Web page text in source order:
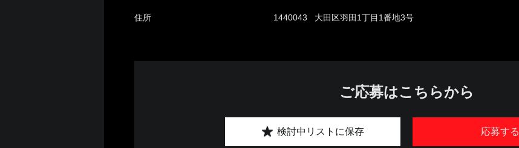
住所 1440043 大田区羽田1丁目1番地3号
ご応募はこちらから
応募する
検討中リストに保存